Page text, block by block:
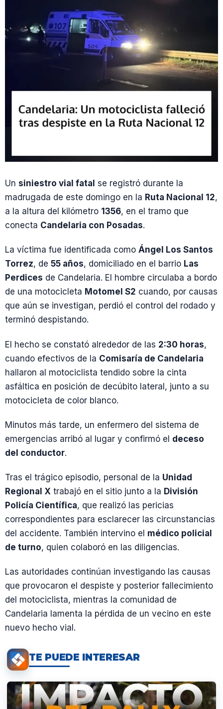
Un siniestro vial fatal se registró durante la
madrugada de este domingo en la Ruta Nacional 12,
a la altura del kilómetro 1356, en el tramo que
conecta Candelaria con Posadas.
La víctima fue identificada como Ángel Los Santos
Torrez, de 55 años, domiciliado en el barrio Las
Perdices de Candelaria. El hombre circulaba a bordo
de una motocicleta Motomel S2 cuando, por causas
que aún se investigan, perdió el control del rodado y
terminó despistando.
El hecho se constató alrededor de las 2:30 horas,
cuando efectivos de la Comisaría de Candelaria
hallaron al motociclista tendido sobre la cinta
asfáltica en posición de decúbito lateral, junto a su
motocicleta de color blanco.
Minutos más tarde, un enfermero del sistema de
emergencias arribó al lugar y confirmó el deceso
del conductor.
Tras el trágico episodio, personal de la Unidad
Regional X trabajó en el sitio junto a la División
Policía Científica, que realizó las pericias
correspondientes para esclarecer las circunstancias
del accidente. También intervino el médico policial
de turno, quien colaboró en las diligencias.
Las autoridades continúan investigando las causas
que provocaron el despiste y posterior fallecimiento
del motociclista, mientras la comunidad de
Candelaria lamenta la pérdida de un vecino en este
nuevo hecho vial.
TE PUEDE INTERESAR